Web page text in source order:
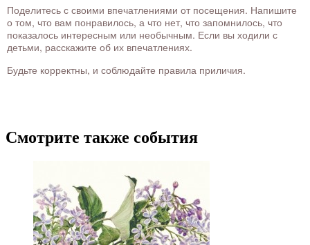
Поделитесь с своими впечатлениями от посещения. Напишите
о том, что вам понравилось, а что нет, что запомнилось, что
показалось интересным или необычным. Если вы ходили с
детьми, расскажите об их впечатлениях.
Будьте корректны, и соблюдайте правила приличия.
Смотрите также события